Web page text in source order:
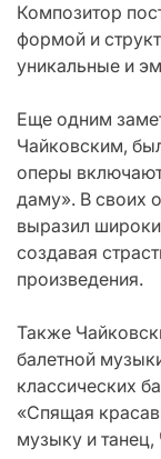
Композитор
формой и
уникальные и
Еще одним
Чайковским,
оперы
даму». В своих
выразил
создавая
произведения.
Также
балетной
классических
«Спящая
музыку и танец,